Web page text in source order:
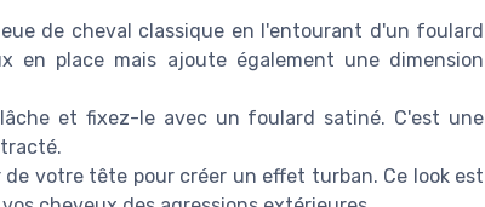
de cheval classique en l'entourant d'un foulard
en place mais ajoute également une dimension
et fixez-le avec un foulard satiné. C'est une
votre tête pour créer un effet turban. Ce look est